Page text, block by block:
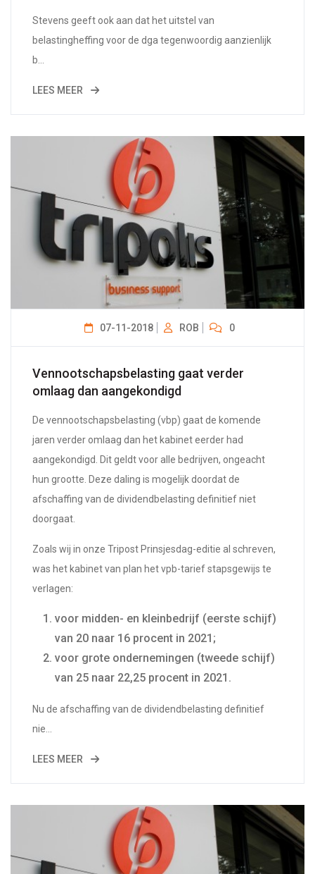
Stevens geeft ook aan dat het uitstel van
belastingheffing voor de dga tegenwoordig aanzienlijk
b...
LEES MEER
07-11-2018 ROB 0
Vennootschapsbelasting gaat verder
omlaag dan aangekondigd
De vennootschapsbelasting (vbp) gaat de komende
jaren verder omlaag dan het kabinet eerder had
aangekondigd. Dit geldt voor alle bedrijven, ongeacht
hun grootte. Deze daling is mogelijk doordat de
afschaffing van de dividendbelasting definitief niet
doorgaat.
Zoals wij in onze Tripost Prinsjesdag-editie al schreven,
was het kabinet van plan het vpb-tarief stapsgewijs te
verlagen:
voor midden- en kleinbedrijf (eerste schijf)
van 20 naar 16 procent in 2021;
voor grote ondernemingen (tweede schijf)
van 25 naar 22,25 procent in 2021.
Nu de afschaffing van de dividendbelasting definitief
nie...
LEES MEER